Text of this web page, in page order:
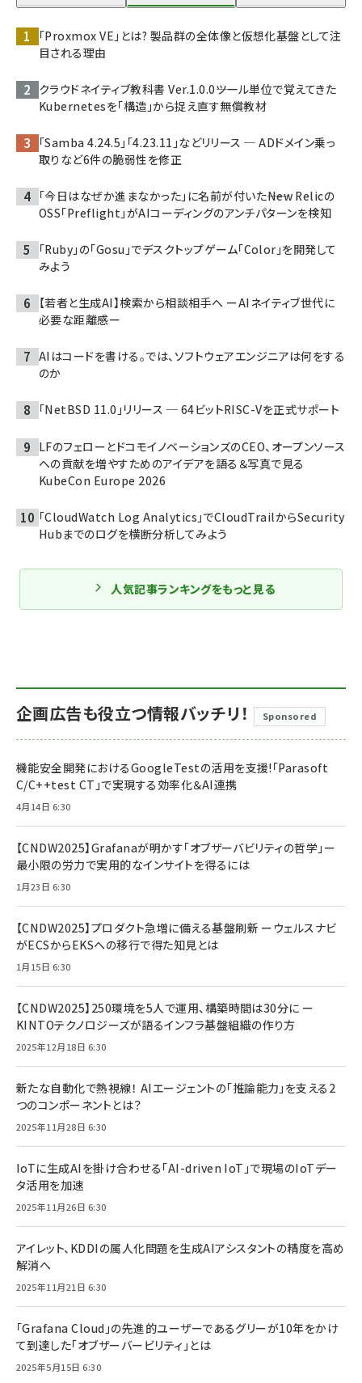
「Proxmox VE」とは? 製品群の全体像と仮想化基盤として注
目される理由
クラウドネイティブ教科書 Ver.1.0.0――ツール単位で覚えてきた
Kubernetesを「構造」から捉え直す無償教材
「Samba 4.24.5」「4.23.11」などリリース ─ ADドメイン乗っ
取りなど6件の脆弱性を修正
「今日はなぜか進まなかった」に名前が付いた――New Relicの
OSS「Preflight」がAIコーディングのアンチパターンを検知
「Ruby」の「Gosu」でデスクトップゲーム「Color」を開発して
みよう
【若者と生成AI】検索から相談相手へ ーAIネイティブ世代に
必要な距離感ー
AIはコードを書ける。では、ソフトウェアエンジニアは何をする
のか
「NetBSD 11.0」リリース ─ 64ビットRISC-Vを正式サポート
LFのフェローとドコモイノベーションズのCEO、オープンソース
への貢献を増やすためのアイデアを語る＆写真で見る
KubeCon Europe 2026
「CloudWatch Log Analytics」でCloudTrailからSecurity
Hubまでのログを横断分析してみよう
人気記事ランキングをもっと見る
企画広告も役立つ情報バッチリ！ Sponsored
機能安全開発におけるGoogleTestの活用を支援!「Parasoft
C/C++test CT」で実現する効率化＆AI連携
4月14日 6:30
【CNDW2025】Grafanaが明かす「オブザーバビリティの哲学」ー
最小限の労力で実用的なインサイトを得るには
1月23日 6:30
【CNDW2025】プロダクト急増に備える基盤刷新 ーウェルスナビ
がECSからEKSへの移行で得た知見とは
1月15日 6:30
【CNDW2025】250環境を5人で運用、構築時間は30分に ー
KINTOテクノロジーズが語るインフラ基盤組織の作り方
2025年12月18日 6:30
新たな自動化で熱視線！ AIエージェントの「推論能力」を支える2
つのコンポーネントとは？
2025年11月28日 6:30
IoTに生成AIを掛け合わせる「AI-driven IoT」で現場のIoTデー
タ活用を加速
2025年11月26日 6:30
アイレット、KDDIの属人化問題を生成AIアシスタントの精度を高め
解消へ
2025年11月21日 6:30
「Grafana Cloud」の先進的ユーザーであるグリーが10年をかけ
て到達した「オブザーバービリティ」とは
2025年5月15日 6:30